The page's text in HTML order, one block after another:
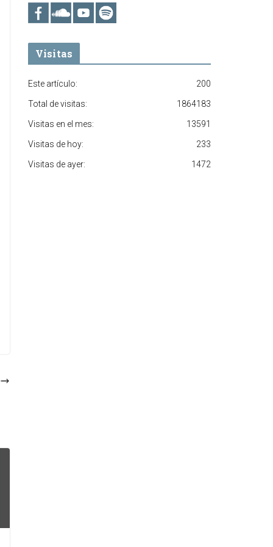
Visitas
200
Este artículo:
1864183
Total de visitas:
13591
Visitas en el mes:
233
Visitas de hoy:
1472
Visitas de ayer: